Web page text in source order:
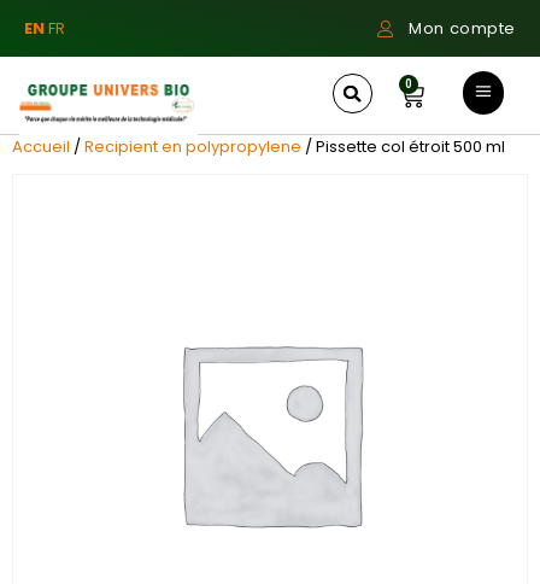
ENFR Mon compte
0
Accueil /Recipient en polypropylene / Pissette col étroit 500 ml